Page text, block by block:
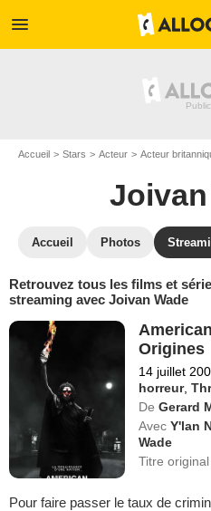
menu
Accueil Stars Acteur Acteur
Accueil Photos
Retrouvez tous les films et
streaming avec Joivan Wade
Origines
14 juillet
horreur,
De Gerard
Avec Y'lan
Wade
Titre
Pour faire passer le taux de